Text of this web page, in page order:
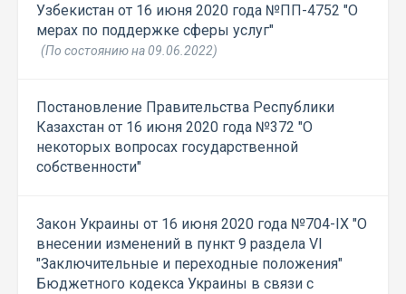
Узбекистан от 16 июня 2020 года №ПП-4752 "О
мерах по поддержке сферы услуг"
(По состоянию на 09.06.2022)
Постановление Правительства Республики
Казахстан от 16 июня 2020 года №372 "О
некоторых вопросах государственной
собственности"
Закон Украины от 16 июня 2020 года №704-IX "О
внесении изменений в пункт 9 раздела VI
"Заключительные и переходные положения"
Бюджетного кодекса Украины в связи с